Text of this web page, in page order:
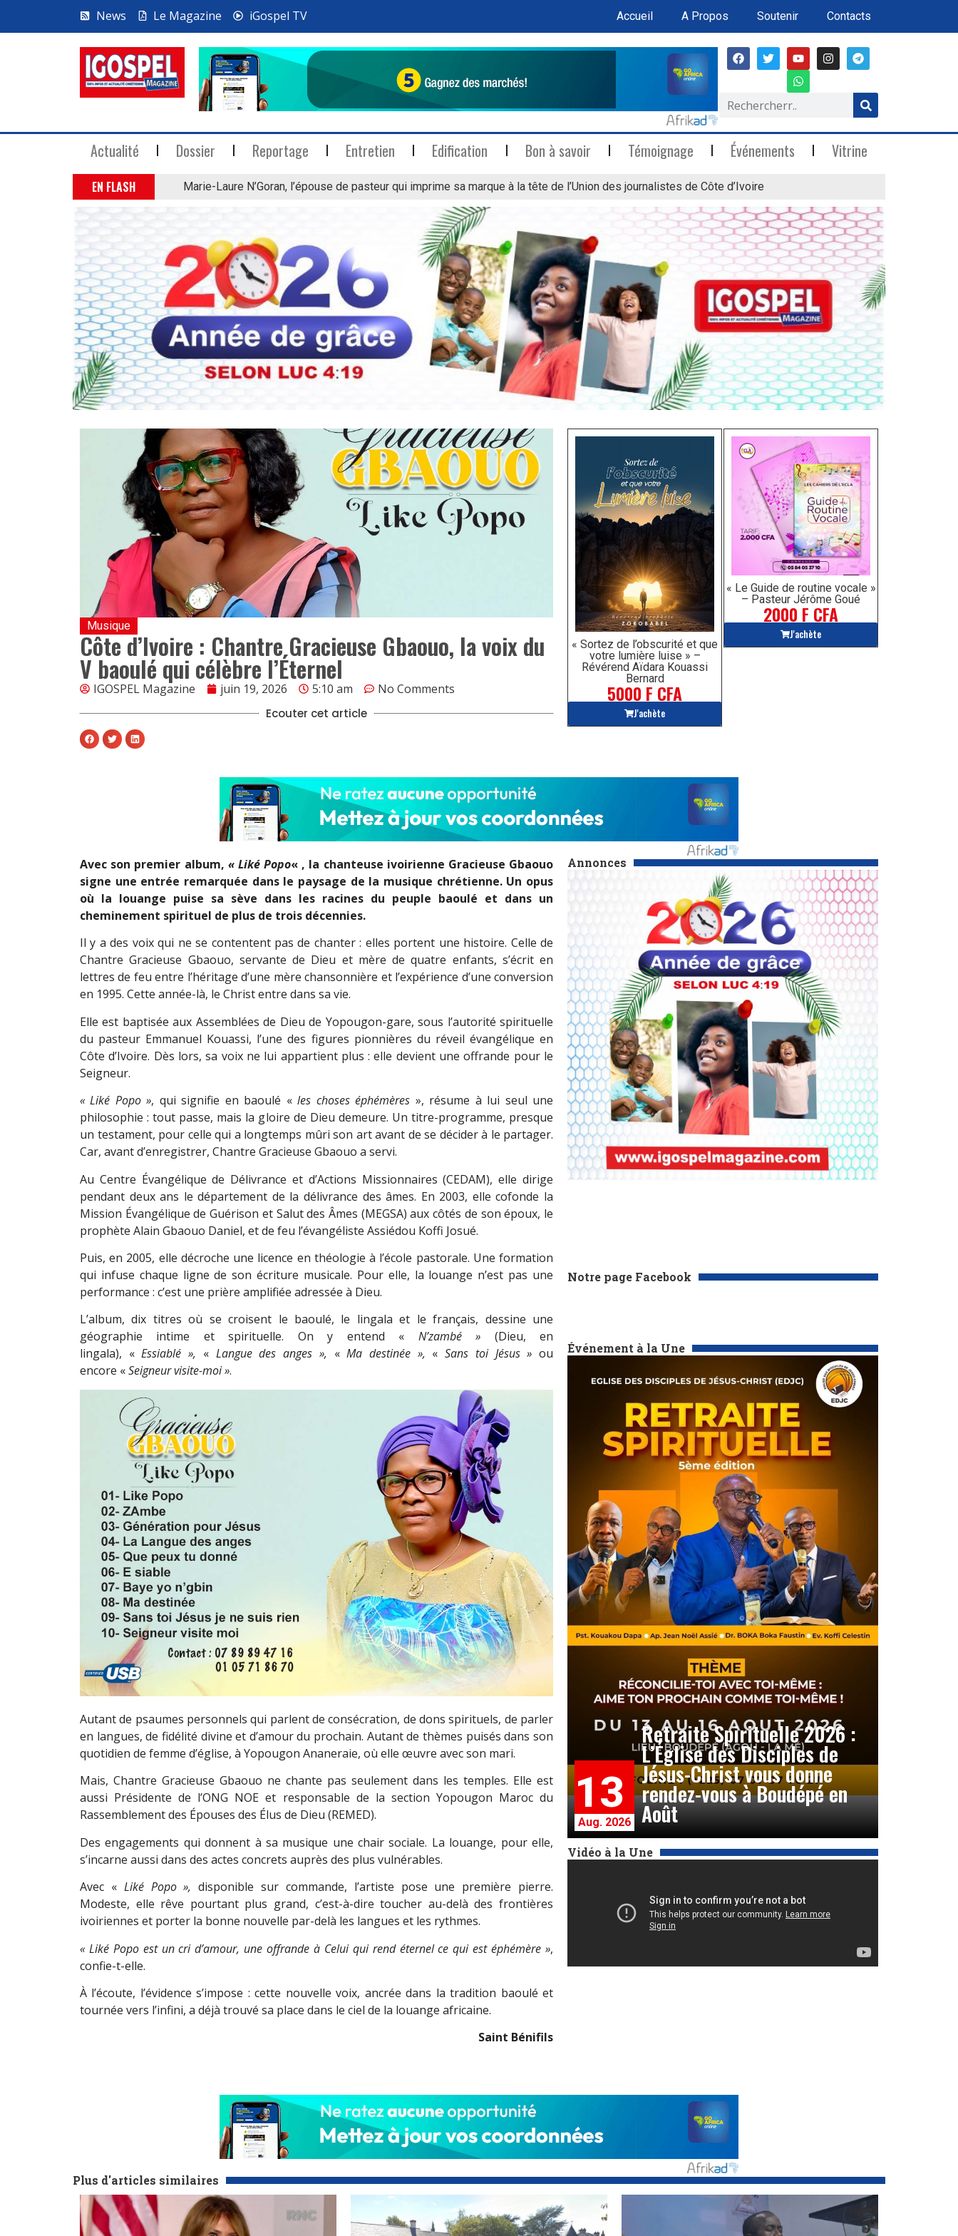
News Le Magazine iGospel TV Accueil A Propos Soutenir Contacts
Actualité Dossier Reportage Entretien Edification Bon à savoir Témoignage Événements Vitrine
EN FLASH Marie-Laure N’Goran, l’épouse de pasteur qui imprime sa marque à la tête de l’Union des journalistes de Côte d’Ivoire
« Sortez de l’obscurité et que
votre lumière luise » –
Révérend Aïdara Kouassi
Bernard
5000 F CFA
J'achète
« Le Guide de routine vocale »
– Pasteur Jérôme Goué
2000 F CFA
J'achète
Musique
Côte d’Ivoire : Chantre Gracieuse Gbaouo, la voix du
V baoulé qui célèbre l’Éternel
IGOSPEL Magazine juin 19, 2026 5:10 am No Comments
Ecouter cet article
Annonces
Notre page Facebook
Événement à la Une
13
Aug. 2026
Retraite Spirituelle 2026 :
L’Église des Disciples de
Jésus-Christ vous donne
rendez-vous à Boudépé en
Août
Vidéo à la Une
Avec son premier album, « Liké Popo« , la chanteuse ivoirienne Gracieuse Gbaouo
signe une entrée remarquée dans le paysage de la musique chrétienne. Un opus
où la louange puise sa sève dans les racines du peuple baoulé et dans un
cheminement spirituel de plus de trois décennies.
Il y a des voix qui ne se contentent pas de chanter : elles portent une histoire. Celle de
Chantre Gracieuse Gbaouo, servante de Dieu et mère de quatre enfants, s’écrit en
lettres de feu entre l’héritage d’une mère chansonnière et l’expérience d’une conversion
en 1995. Cette année-là, le Christ entre dans sa vie.
Elle est baptisée aux Assemblées de Dieu de Yopougon-gare, sous l’autorité spirituelle
du pasteur Emmanuel Kouassi, l’une des figures pionnières du réveil évangélique en
Côte d’Ivoire. Dès lors, sa voix ne lui appartient plus : elle devient une offrande pour le
Seigneur.
« Liké Popo», qui signifie en baoulé «les choses éphémères », résume à lui seul une
philosophie : tout passe, mais la gloire de Dieu demeure. Un titre-programme, presque
un testament, pour celle qui a longtemps mûri son art avant de se décider à le partager.
Car, avant d’enregistrer, Chantre Gracieuse Gbaouo a servi.
Au Centre Évangélique de Délivrance et d’Actions Missionnaires (CEDAM), elle dirige
pendant deux ans le département de la délivrance des âmes. En 2003, elle cofonde la
Mission Évangélique de Guérison et Salut des Âmes (MEGSA) aux côtés de son époux, le
prophète Alain Gbaouo Daniel, et de feu l’évangéliste Assiédou Koffi Josué.
Puis, en 2005, elle décroche une licence en théologie à l’école pastorale. Une formation
qui infuse chaque ligne de son écriture musicale. Pour elle, la louange n’est pas une
performance : c’est une prière amplifiée adressée à Dieu.
L’album, dix titres où se croisent le baoulé, le lingala et le français, dessine une
géographie intime et spirituelle. On y entend « N’zambé»
(Dieu, en
lingala), «Essiablé», « Langue des anges », «Ma destinée », «Sans toi Jésus» ou
encore «Seigneur visite-moi».
Autant de psaumes personnels qui parlent de consécration, de dons spirituels, de parler
en langues, de fidélité divine et d’amour du prochain. Autant de thèmes puisés dans son
quotidien de femme d’église, à Yopougon Ananeraie, où elle œuvre avec son mari.
Mais, Chantre Gracieuse Gbaouo ne chante pas seulement dans les temples. Elle est
aussi Présidente de l’ONG NOE et responsable de la section Yopougon Maroc du
Rassemblement des Épouses des Élus de Dieu (REMED).
Des engagements qui donnent à sa musique une chair sociale. La louange, pour elle,
s’incarne aussi dans des actes concrets auprès des plus vulnérables.
Avec « Liké Popo», disponible sur commande, l’artiste pose une première pierre.
Modeste, elle rêve pourtant plus grand, c’est-à-dire toucher au-delà des frontières
ivoiriennes et porter la bonne nouvelle par-delà les langues et les rythmes.
« Liké Popo est un cri d’amour, une offrande à Celui qui rend éternel ce qui est éphémère »,
confie-t-elle.
À l’écoute, l’évidence s’impose : cette nouvelle voix, ancrée dans la tradition baoulé et
tournée vers l’infini, a déjà trouvé sa place dans le ciel de la louange africaine.
Saint Bénifils
Plus d'articles similaires